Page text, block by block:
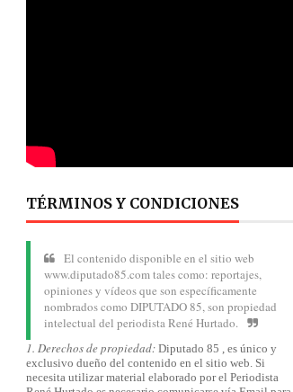
TÉRMINOS Y CONDICIONES
El contenido disponible en el sitio web
www.diputado85.com tales como: reportajes,
opiniones y vídeos que son específicamente
nombrados como DIPUTADO 85, son propiedad
intelectual del periodista René Hurtado.
1. Derechos de propiedad: Diputado 85 , es único y
exclusivo dueño del contenido en el sitio web. Si
necesita utilizar material elaborado por el Periodista